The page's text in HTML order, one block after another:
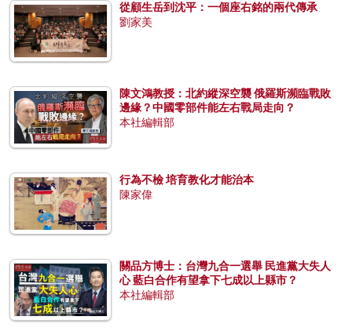
從顧生岳到沈平：一個座右銘的兩代傳承
劉家美
陳文鴻教授：北約縱深空襲 俄羅斯瀕臨戰敗
邊緣？中國零部件能左右戰局走向？
本社編輯部
行為不檢 培育教化才能治本
陳家偉
關品方博士：台灣九合一選舉 民進黨大失人
心 藍白合作有望拿下七成以上縣市？
本社編輯部